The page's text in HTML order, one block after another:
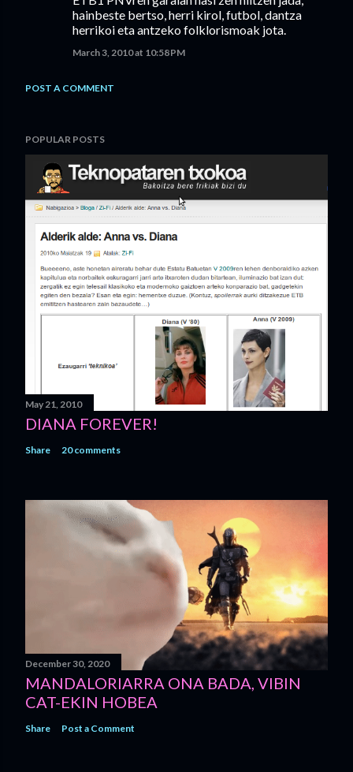
hainbeste bertso, herri kirol, futbol, dantza
herrikoi eta antzeko folklorismoak jota.
March 3, 2010 at 10:58 PM
POST A COMMENT
POPULAR POSTS
May 21, 2010
DIANA FOREVER!
Share 20 comments
December 30, 2020
MANDALORIARRA ONA BADA, VIBIN
CAT-EKIN HOBEA
Share Post a Comment